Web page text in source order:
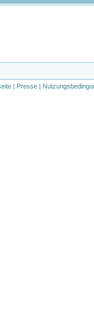
| Presse |